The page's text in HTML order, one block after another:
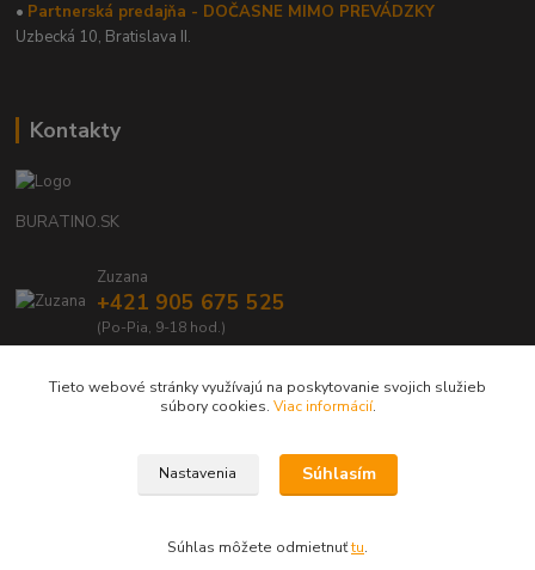
• Partnerská predajňa - DOČASNE MIMO PREVÁDZKY
Uzbecká 10, Bratislava II.
Kontakty
BURATINO.SK
Zuzana
+421 905 675 525
(Po-Pia, 9-18 hod.)
BURATINO.SK - Váš obľúbený e-shop s drevenými, eko hračkami a doplnkami
Tieto webové stránky využívajú na poskytovanie svojich služieb
súbory cookies. Viac informácií.
Nastavenia Súhlasím
Súhlas môžete odmietnuťtu.